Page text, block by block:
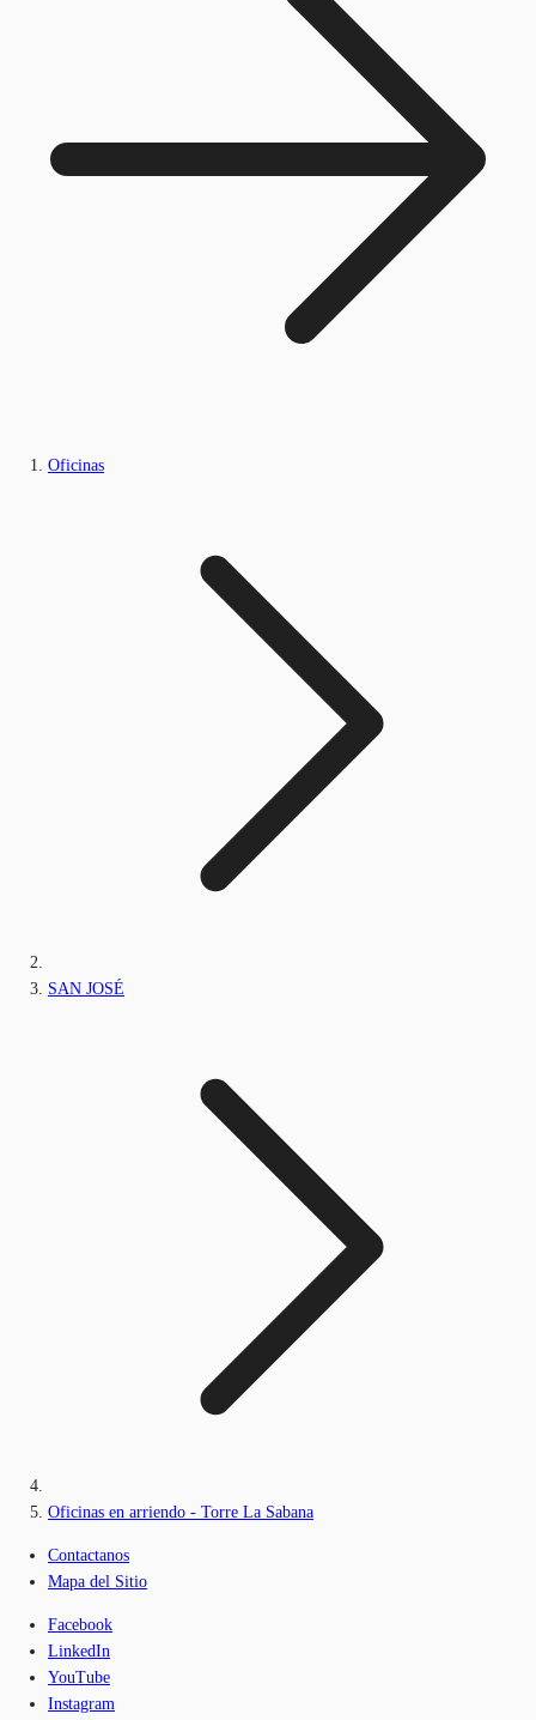
Oficinas
SAN JOSÉ
Oficinas en arriendo - Torre La Sabana
Contactanos
Mapa del Sitio
Facebook
LinkedIn
YouTube
Instagram